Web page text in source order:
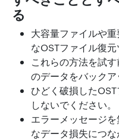
る
大容量ファイルや
なOSTファイル復元
これらの方法を試
のデータをバックア
ひどく破損した
しないでください。
エラーメッセージ
なデータ損失につな